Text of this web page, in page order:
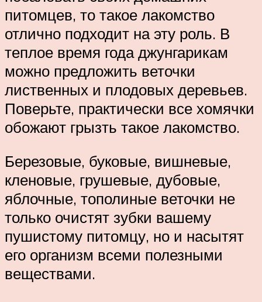
питомцев, то такое лакомство
отлично подходит на эту роль. В
теплое время года джунгарикам
можно предложить веточки
лиственных и плодовых деревьев.
Поверьте, практически все хомячки
обожают грызть такое лакомство.
Березовые, буковые, вишневые,
кленовые, грушевые, дубовые,
яблочные, тополиные веточки не
только очистят зубки вашему
пушистому питомцу, но и насытят
его организм всеми полезными
веществами.